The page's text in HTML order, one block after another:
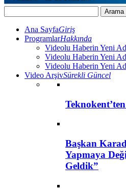
Ana SayfaGiriş
ProgramlarHakkında
Videolu Haberin Yeni
Videolu Haberin Yeni
Videolu Haberin Yeni
Video ArşivSürekli Güncel
Başkan
Yapmaya
Geldik”